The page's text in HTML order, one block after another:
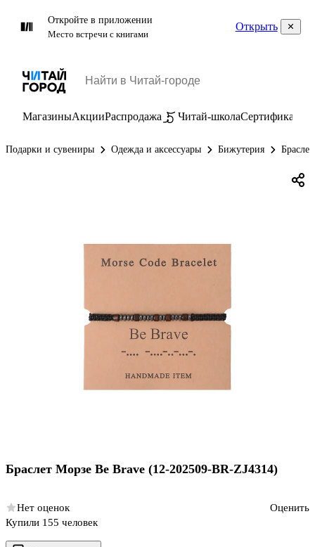
Откройте в приложении
Место встречи с книгами
Открыть
МагазиныАкцииРаспродажа Читай-школаСертификаты
Подарки и сувениры Одежда и аксессуары Бижутерия
Браслет Морзе Be Brave (12-202509-BR-ZJ4314)
Нет оценок
Оценить
Купили 155 человек